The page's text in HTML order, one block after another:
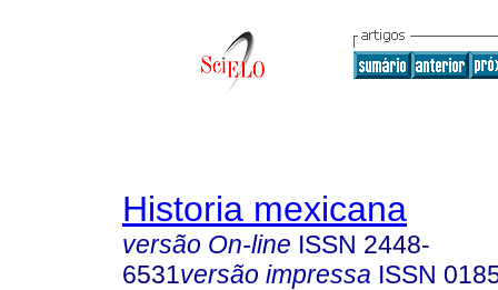
Historia mexicana
versão On-line ISSN 2448-
6531versão impressa ISSN